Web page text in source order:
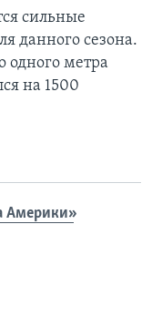
сильные
данного сезона.
одного метра
на 1500
Америки»